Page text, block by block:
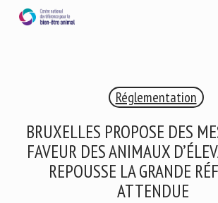
Réglementation
BRUXELLES PROPOSE DES
FAVEUR DES ANIMAUX
REPOUSSE LA GRANDE
ATTENDUE
RECEVEZ CHAQUE MOIS
ANIMAL